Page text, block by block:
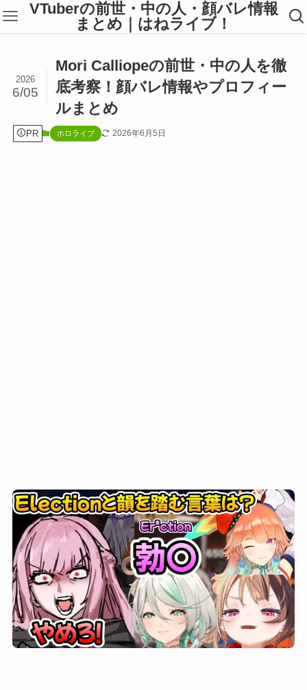
VTuberの前世・中の人・顔バレ情報
まとめ｜はねライブ！
Mori Calliopeの前世・中の人を徹
底考察！顔バレ情報やプロフィー
ルまとめ
2026
6/05
PR ホロライブ 2026年6月5日